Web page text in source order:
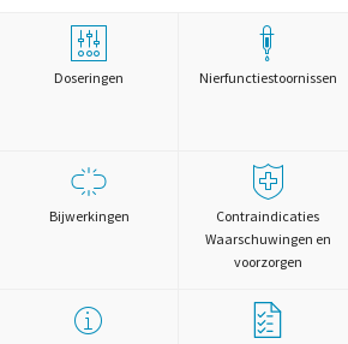
Doseringen Nierfunctiestoornissen
Bijwerkingen
Contraindicaties
Waarschuwingen en
voorzorgen